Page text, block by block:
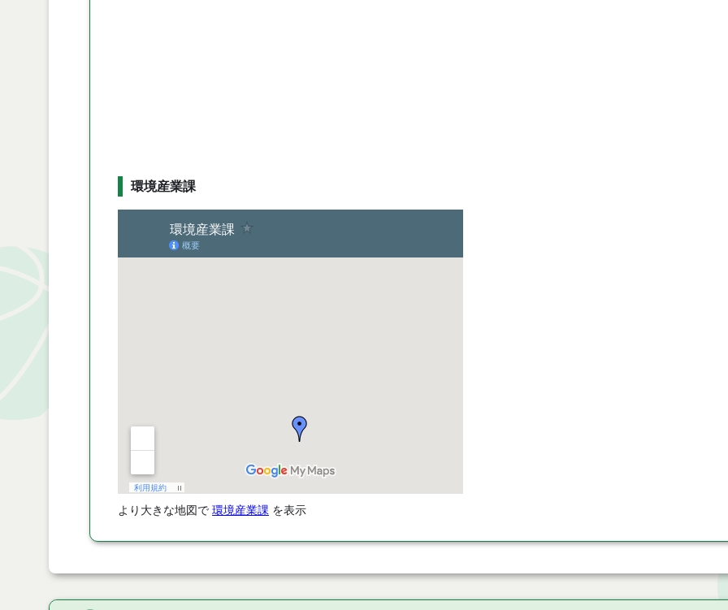
環境産業課
より大きな地図で 環境産業課 を表示